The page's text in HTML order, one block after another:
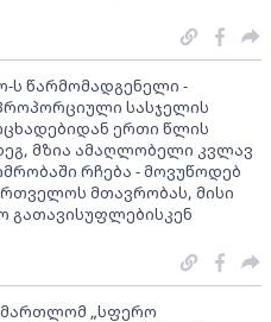
ს წარმომადგენელი -
სასჯელის
ერთი წლის
მზია ამაღლობელი კვლავ
რჩება - მოვუწოდებ
მთავრობას, მისი
გათავისუფლებისკენ
„სფერო